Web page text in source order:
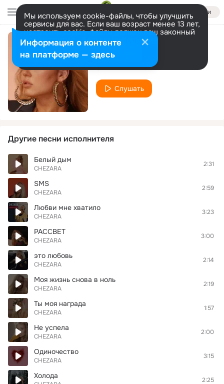
Войти
Мы используем cookie-файлы, чтобы улучшить
сервисы для вас. Если ваш возраст менее 13 лет,
настроить cookie-файлы должен ваш законный
представитель. Больше информации
Разрешить все Настроить
Без сил
CHEZARA
Слушать
Другие песни исполнителя
Белый дым
CHEZARA
2:31
SMS
CHEZARA
2:59
Любви мне хватило
CHEZARA
3:23
РАССВЕТ
CHEZARA
3:00
это любовь
CHEZARA
2:14
Моя жизнь снова в ноль
CHEZARA
2:19
Ты моя награда
CHEZARA
1:57
Не успела
CHEZARA
2:00
Одиночество
CHEZARA
3:15
Холода 2:25
Информация о контенте
на платформе — здесь